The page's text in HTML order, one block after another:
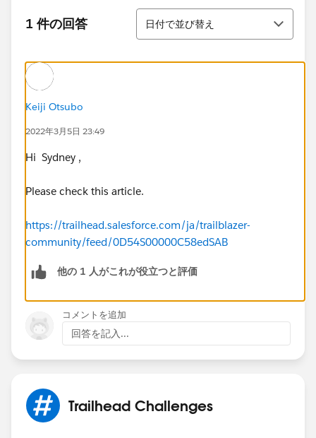
1 件の回答
並び替え
日付で並び替え
Keiji Otsubo
2022年3月5日 23:49
Hi Sydney ,
Please check this article.
https://trailhead.salesforce.com/ja/trailblazer-
community/feed/0D54S00000C58edSAB
他の 1 人がこれが役立つと評価
コメントを追加
回答を記入...
Trailhead Challenges